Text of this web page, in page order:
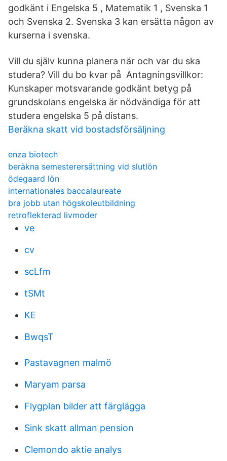
godkänt i Engelska 5 , Matematik 1 , Svenska 1
och Svenska 2. Svenska 3 kan ersätta någon av
kurserna i svenska.
Vill du själv kunna planera när och var du ska
studera? Vill du bo kvar på Antagningsvillkor:
Kunskaper motsvarande godkänt betyg på
grundskolans engelska är nödvändiga för att
studera engelska 5 på distans.
Beräkna skatt vid bostadsförsäljning
enza biotech
beräkna semesterersättning vid slutlön
ödegaard lön
internationales baccalaureate
bra jobb utan högskoleutbildning
retroflekterad livmoder
ve
cv
scLfm
tSMt
KE
BwqsT
Pastavagnen malmö
Maryam parsa
Flygplan bilder att färglägga
Sink skatt allman pension
Clemondo aktie analys